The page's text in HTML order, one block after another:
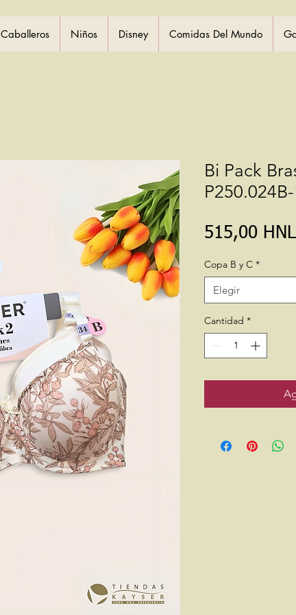
Caballeros Niños Disney Comidas Del Mundo
Bi Pack
515,00 HNL
Copa B y C *
Elegir
Cantidad *